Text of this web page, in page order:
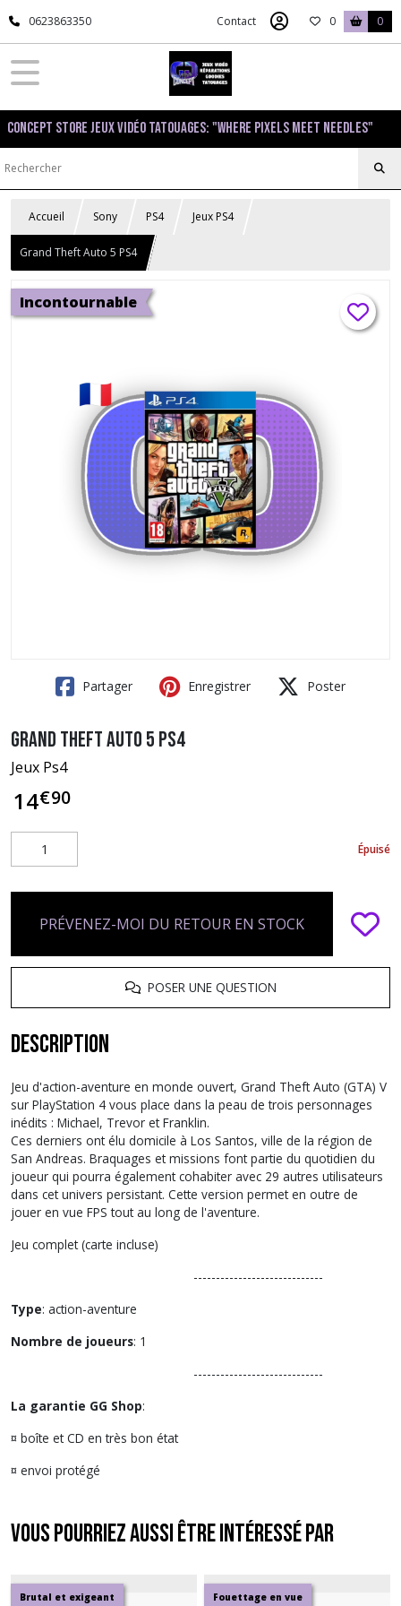
0623863350 Contact 0 0
Concept Store Jeux Vidéo Tatouages: "Where pixels meet needles"
Accueil Sony PS4 Jeux PS4
Grand Theft Auto 5 PS4
Incontournable
Partager Enregistrer Poster
Grand Theft Auto 5 PS4
Jeux Ps4
14€90
Épuisé
PRÉVENEZ-MOI DU RETOUR EN STOCK
POSER UNE QUESTION
Description
Jeu d'action-aventure en monde ouvert, Grand Theft Auto (GTA) V
sur PlayStation 4 vous place dans la peau de trois personnages
inédits : Michael, Trevor et Franklin.
Ces derniers ont élu domicile à Los Santos, ville de la région de
San Andreas. Braquages et missions font partie du quotidien du
joueur qui pourra également cohabiter avec 29 autres utilisateurs
dans cet univers persistant. Cette version permet en outre de
jouer en vue FPS tout au long de l'aventure.
Jeu complet (carte incluse)
-----------------------------
Type: action-aventure
Nombre de joueurs: 1
-----------------------------
La garantie GG Shop:
¤ boîte et CD en très bon état
¤ envoi protégé
Vous pourriez aussi être intéressé par
Brutal et exigeant Fouettage en vue